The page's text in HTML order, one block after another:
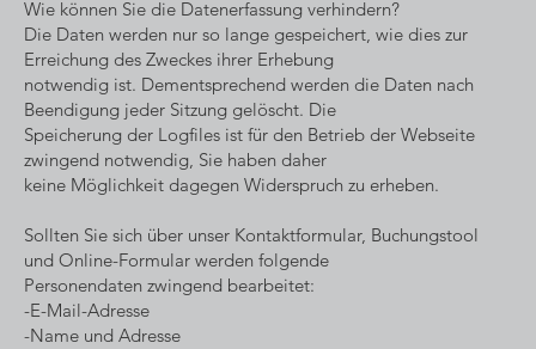
Wie können Sie die Datenerfassung verhindern?
Die Daten werden nur so lange gespeichert, wie dies zur
Erreichung des Zweckes ihrer Erhebung
notwendig ist. Dementsprechend werden die Daten nach
Beendigung jeder Sitzung gelöscht. Die
Speicherung der Logfiles ist für den Betrieb der Webseite
zwingend notwendig, Sie haben daher
keine Möglichkeit dagegen Widerspruch zu erheben.
Sollten Sie sich über unser Kontaktformular, Buchungstool
und Online-Formular werden folgende
Personendaten zwingend bearbeitet:
-E-Mail-Adresse
-Name und Adresse